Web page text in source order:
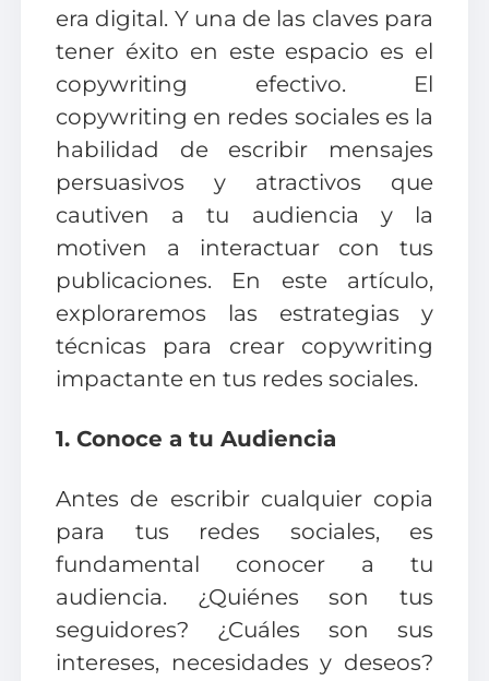
era digital. Y una de las claves para
tener éxito en este espacio es el
copywriting efectivo. El
copywriting en redes sociales es la
habilidad de escribir mensajes
persuasivos y atractivos que
cautiven a tu audiencia y la
motiven a interactuar con tus
publicaciones. En este artículo,
exploraremos las estrategias y
técnicas para crear copywriting
impactante en tus redes sociales.
1. Conoce a tu Audiencia
Antes de escribir cualquier copia
para tus redes sociales, es
fundamental conocer a tu
audiencia. ¿Quiénes son tus
seguidores? ¿Cuáles son sus
intereses, necesidades y deseos?